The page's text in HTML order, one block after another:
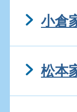
小倉
松本